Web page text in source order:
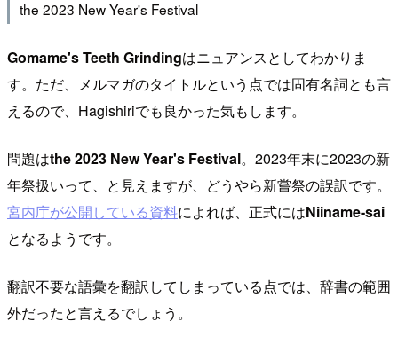
the 2023 New Year's Festival
Gomame's Teeth Grindingはニュアンスとしてわかりま
す。ただ、メルマガのタイトルという点では固有名詞とも言
えるので、Hagishiriでも良かった気もします。
問題はthe 2023 New Year's Festival。2023年末に2023の新
年祭扱いって、と見えますが、どうやら新嘗祭の誤訳です。
宮内庁が公開している資料によれば、正式にはNiiname-sai
となるようです。
翻訳不要な語彙を翻訳してしまっている点では、辞書の範囲
外だったと言えるでしょう。